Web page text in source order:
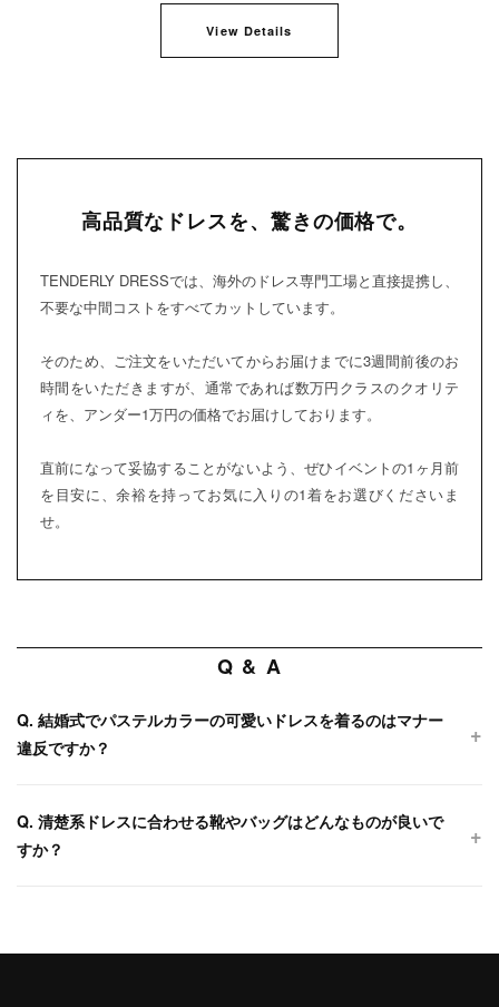
View Details
高品質なドレスを、驚きの価格で。
TENDERLY DRESSでは、海外のドレス専門工場と直接提携し、
不要な中間コストをすべてカットしています。
そのため、ご注文をいただいてからお届けまでに3週間前後のお
時間をいただきますが、通常であれば数万円クラスのクオリテ
ィを、アンダー1万円の価格でお届けしております。
直前になって妥協することがないよう、ぜひイベントの1ヶ月前
を目安に、余裕を持ってお気に入りの1着をお選びくださいま
せ。
Q & A
Q. 結婚式でパステルカラーの可愛いドレスを着るのはマナー
違反ですか？
Q. 清楚系ドレスに合わせる靴やバッグはどんなものが良いで
すか？